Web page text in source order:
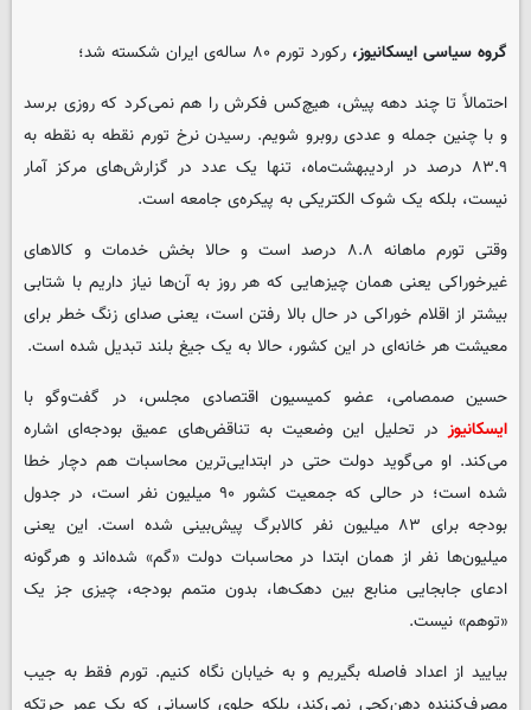
گروه سیاسی ایسکانیوز، رکورد تورم ۸۰ ساله‌ی ایران شکسته شد؛
احتمالاً تا چند دهه پیش، هیچ‌کس فکرش را هم نمی‌کرد که روزی برسد
و با چنین جمله و عددی روبرو شویم. رسیدن نرخ تورم نقطه به نقطه به
۸۳.۹ درصد در اردیبهشت‌ماه، تنها یک عدد در گزارش‌های مرکز آمار
نیست، بلکه یک شوک الکتریکی به پیکره‌ی جامعه است.
وقتی تورم ماهانه ۸.۸ درصد است و حالا بخش خدمات و کالاهای
غیرخوراکی یعنی همان چیزهایی که هر روز به آن‌ها نیاز داریم با شتابی
بیشتر از اقلام خوراکی در حال بالا رفتن است، یعنی صدای زنگ خطر برای
معیشت هر خانه‌ای در این کشور، حالا به یک جیغ بلند تبدیل شده است.
حسین صمصامی، عضو کمیسیون اقتصادی مجلس، در گفت‌وگو با
ایسکانیوزدر تحلیل این وضعیت به تناقض‌های عمیق بودجه‌ای اشاره
می‌کند. او می‌گوید دولت حتی در ابتدایی‌ترین محاسبات هم دچار خطا
شده است؛ در حالی که جمعیت کشور ۹۰ میلیون نفر است، در جدول
بودجه برای ۸۳ میلیون نفر کالابرگ پیش‌بینی شده است. این یعنی
میلیون‌ها نفر از همان ابتدا در محاسبات دولت «گم» شده‌اند و هرگونه
ادعای جابجایی منابع بین دهک‌ها، بدون متمم بودجه، چیزی جز یک
«توهم» نیست.
بیایید از اعداد فاصله بگیریم و به خیابان نگاه کنیم. تورم فقط به جیب